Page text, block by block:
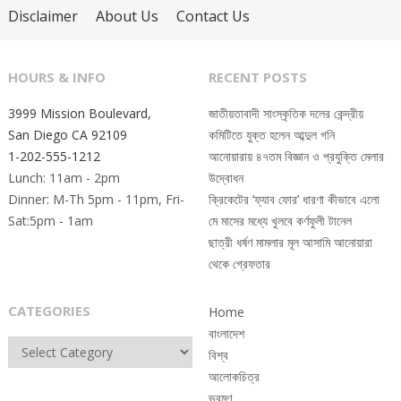
Disclaimer About Us Contact Us
HOURS & INFO
3999 Mission Boulevard,
San Diego CA 92109
1-202-555-1212
Lunch: 11am - 2pm
Dinner: M-Th 5pm - 11pm, Fri-
Sat:5pm - 1am
RECENT POSTS
জাতীয়তাবাদী সাংস্কৃতিক দলের কেন্দ্রীয়
কমিটিতে যুক্ত হলেন আব্দুল গনি
আনোয়ারায় ৪৭তম বিজ্ঞান ও প্রযুক্তি মেলার
উদ্বোধন
ক্রিকেটের ‘ফ্যাব ফোর’ ধারণা কীভাবে এলো
মে মাসের মধ্যে খুলবে কর্ণফুলী টানেল
ছাত্রী ধর্ষণ মামলার মূল আসামি আনোয়ারা
থেকে গ্রেফতার
CATEGORIES
Categories
Home
বাংলাদেশ
বিশ্ব
আলোকচিত্র